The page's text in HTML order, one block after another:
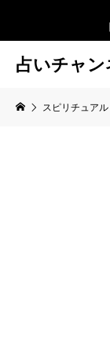
占いチャ
スピリチュアル